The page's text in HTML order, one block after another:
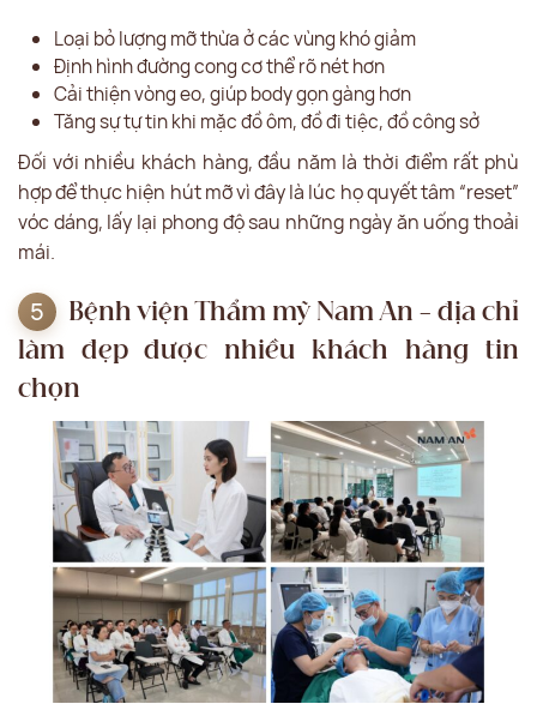
Loại bỏ lượng mỡ thừa ở các vùng khó giảm
Định hình đường cong cơ thể rõ nét hơn
Cải thiện vòng eo, giúp body gọn gàng hơn
Tăng sự tự tin khi mặc đồ ôm, đồ đi tiệc, đồ công sở
Đối với nhiều khách hàng, đầu năm là thời điểm rất phù
hợp để thực hiện hút mỡ vì đây là lúc họ quyết tâm “reset”
vóc dáng, lấy lại phong độ sau những ngày ăn uống thoải
mái.
Bệnh viện Thẩm mỹ Nam An – địa chỉ
làm đẹp được nhiều khách hàng tin
chọn